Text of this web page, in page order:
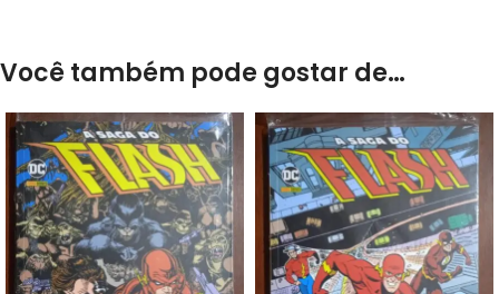
Você também pode gostar de…